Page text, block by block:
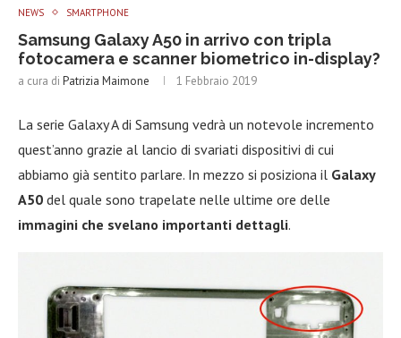
NEWS SMARTPHONE
Samsung Galaxy A50 in arrivo con tripla
fotocamera e scanner biometrico in-display?
a cura di Patrizia Maimone 1 Febbraio 2019
La serie Galaxy A di Samsung vedrà un notevole incremento
quest’anno grazie al lancio di svariati dispositivi di cui
abbiamo già sentito parlare. In mezzo si posiziona il Galaxy
A50 del quale sono trapelate nelle ultime ore delle
immagini che svelano importanti dettagli.